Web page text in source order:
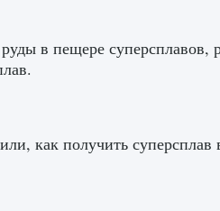
в пещере суперсплавов,
как получить суперсплав